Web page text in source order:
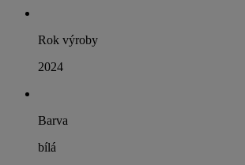
Rok výroby
2024
Barva
bílá